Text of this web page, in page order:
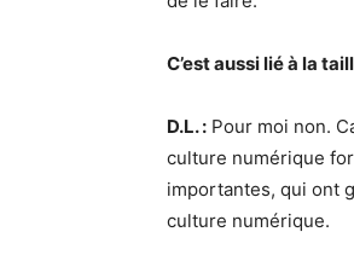
C’est aussi lié à la
D.L. : Pour moi non.
culture numérique
importantes, qui ont
culture numérique.